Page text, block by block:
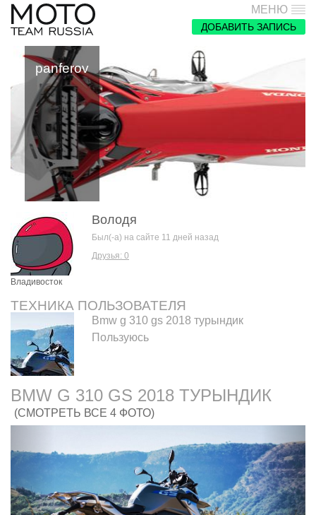
МЕНЮ
ДОБАВИТЬ ЗАПИСЬ
panferov
Владивосток
Володя
Был(-а) на сайте 11 дней назад
Друзья: 0
ТЕХНИКА ПОЛЬЗОВАТЕЛЯ
Bmw g 310 gs 2018 турындик
Пользуюсь
BMW G 310 GS 2018 ТУРЫНДИК
(СМОТРЕТЬ ВСЕ 4 ФОТО)